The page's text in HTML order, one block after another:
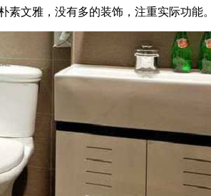
文雅，没有多的装饰，注重实际功能。